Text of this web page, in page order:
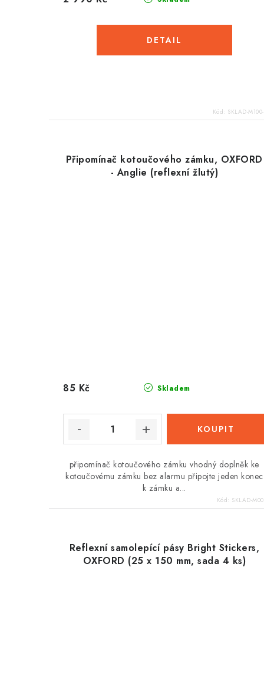
Kód: SKLAD-
Připomínač kotoučového zámku, OXFORD
- Anglie (reflexní žlutý)
Skladem
85 Kč
připomínač kotoučového zámku vhodný doplněk ke
kotoučovému zámku bez alarmu připojte jeden konec
k zámku a...
Kód: SKLAD-
Reflexní samolepící pásy Bright Stickers,
OXFORD (25 x 150 mm, sada 4 ks)